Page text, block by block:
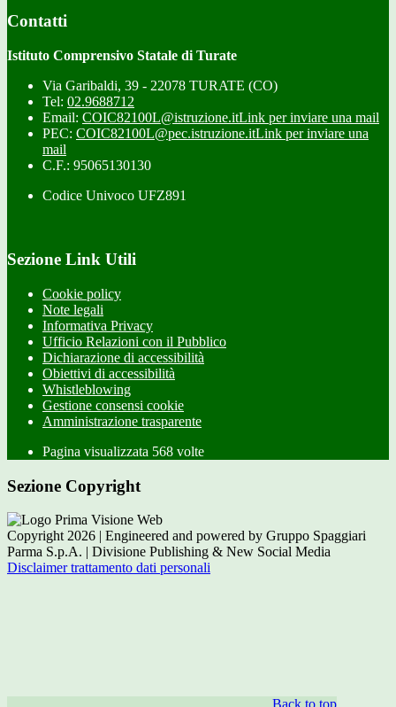
Contatti
Istituto Comprensivo Statale di Turate
Via Garibaldi, 39 - 22078 TURATE (CO)
Tel: 02.9688712
Email: COIC82100L@istruzione.itLink per inviare una mail
PEC: COIC82100L@pec.istruzione.itLink per inviare una
mail
C.F.: 95065130130
Codice Univoco UFZ891
Sezione Link Utili
Cookie policy
Note legali
Informativa Privacy
Ufficio Relazioni con il Pubblico
Dichiarazione di accessibilità
Obiettivi di accessibilità
Whistleblowing
Gestione consensi cookie
Amministrazione trasparente
Pagina visualizzata 568 volte
Sezione Copyright
Copyright 2026 | Engineered and powered by Gruppo Spaggiari
Parma S.p.A. | Divisione Publishing & New Social Media
Disclaimer trattamento dati personali